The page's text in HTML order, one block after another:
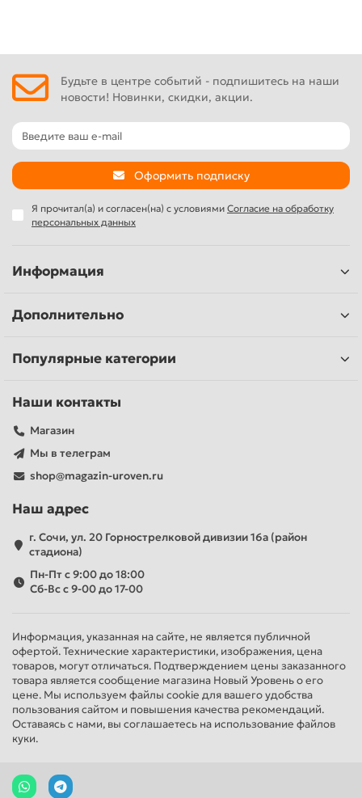
Будьте в центре событий - подпишитесь на наши
новости! Новинки, скидки, акции.
Оформить подписку
Я прочитал(а) и согласен(на) с условиями Согласие на обработку
персональных данных
Информация
Дополнительно
Популярные категории
Наши контакты
Магазин
Мы в телеграм
shop@magazin-uroven.ru
Наш адрес
г. Сочи, ул. 20 Горнострелковой дивизии 16а (район
стадиона)
Пн-Пт с 9:00 до 18:00
Сб-Вс с 9-00 до 17-00
Информация, указанная на сайте, не является публичной
офертой. Технические характеристики, изображения, цена
товаров, могут отличаться. Подтверждением цены заказанного
товара является сообщение магазина Новый Уровень о его
цене. Мы используем файлы cookie для вашего удобства
пользования сайтом и повышения качества рекомендаций.
Оставаясь с нами, вы соглашаетесь на использование файлов
куки.